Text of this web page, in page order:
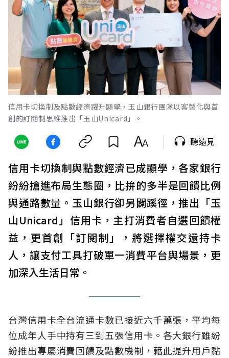
信用卡切換制及點數經濟躍升顯學，玉山銀行團隊以客製化與首
創的訂閱制思維推出「玉山Unicard」。
聽遠見
信用卡切換制與點數經濟已成顯學，各家銀行
紛紛搶進布局生態圈，比拚的多半是回饋比例
與通路數量。玉山銀行卻另闢蹊徑，推出「玉
山Unicard」信用卡，主打消費者自選回饋權
益，更首創「訂閱制」，將選擇權交還持卡
人，讓支付工具打破單一消費平台與場景，更
加深入生活日常。
台灣信用卡全台流通卡數已接近六千萬張，平均每
位成年人手中持有三到五張信用卡。各大銀行雖紛
紛推出專屬消費回饋及點數機制，藉此提升用戶黏